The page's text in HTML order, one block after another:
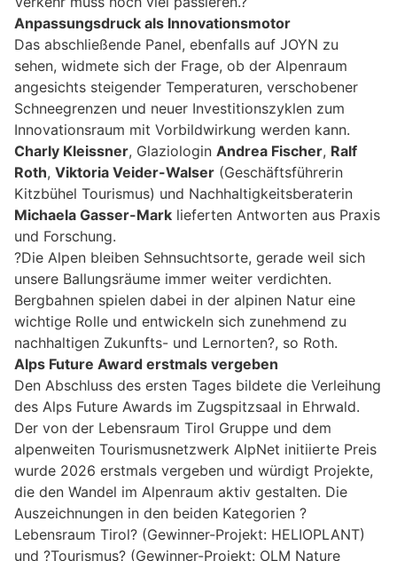
Anpassungsdruck als Innovationsmotor
Das abschließende Panel, ebenfalls auf JOYN zu
sehen, widmete sich der Frage, ob der Alpenraum
angesichts steigender Temperaturen, verschobener
Schneegrenzen und neuer Investitionszyklen zum
Innovationsraum mit Vorbildwirkung werden kann.
Charly Kleissner, Glaziologin Andrea Fischer, Ralf
Roth, Viktoria Veider-Walser (Geschäftsführerin
Kitzbühel Tourismus) und Nachhaltigkeitsberaterin
Michaela Gasser-Mark lieferten Antworten aus Praxis
und Forschung.
?Die Alpen bleiben Sehnsuchtsorte, gerade weil sich
unsere Ballungsräume immer weiter verdichten.
Bergbahnen spielen dabei in der alpinen Natur eine
wichtige Rolle und entwickeln sich zunehmend zu
nachhaltigen Zukunfts- und Lernorten?, so Roth.
Alps Future Award erstmals vergeben
Den Abschluss des ersten Tages bildete die Verleihung
des Alps Future Awards im Zugspitzsaal in Ehrwald.
Der von der Lebensraum Tirol Gruppe und dem
alpenweiten Tourismusnetzwerk AlpNet initiierte Preis
wurde 2026 erstmals vergeben und würdigt Projekte,
die den Wandel im Alpenraum aktiv gestalten. Die
Auszeichnungen in den beiden Kategorien ?
Lebensraum Tirol? (Gewinner-Projekt: HELIOPLANT)
und ?Tourismus? (Gewinner-Projekt: OLM Nature